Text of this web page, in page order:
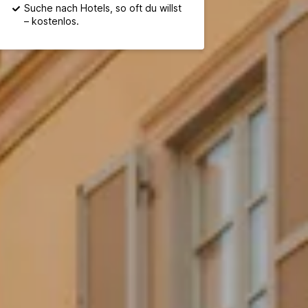
Suche nach Hotels, so oft du willst
– kostenlos.